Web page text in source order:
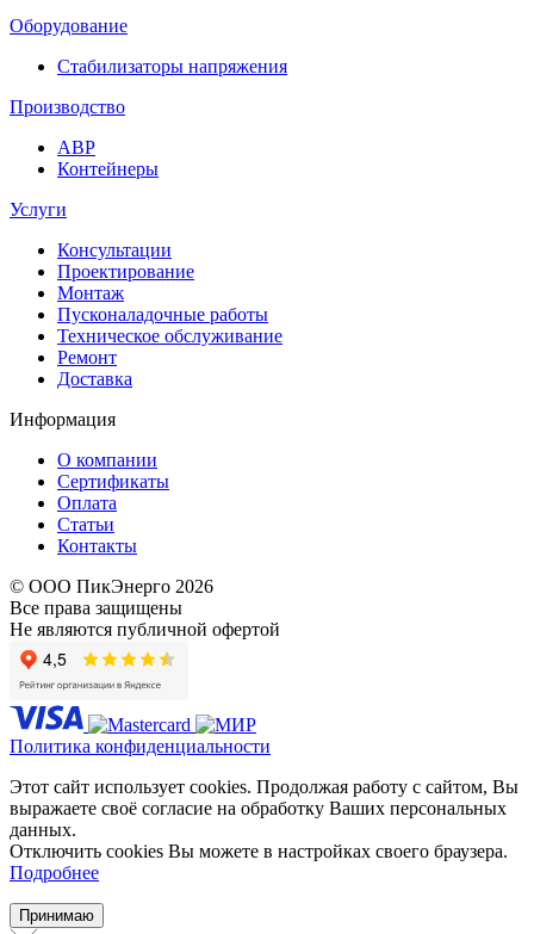
Оборудование
Стабилизаторы напряжения
Производство
АВР
Контейнеры
Услуги
Консультации
Проектирование
Монтаж
Пусконаладочные работы
Техническое обслуживание
Ремонт
Доставка
Информация
О компании
Сертификаты
Оплата
Статьи
Контакты
© ООО ПикЭнерго 2026
Все права защищены
Не являются публичной офертой
Политика конфиденциальности
Этот сайт использует cookies. Продолжая работу с сайтом, Вы
выражаете своё согласие на обработку Ваших персональных
данных.
Отключить cookies Вы можете в настройках своего браузера.
Подробнее
Принимаю